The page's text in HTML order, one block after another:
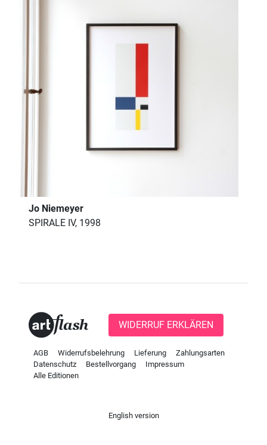
Jo Niemeyer
SPIRALE IV, 1998
WIDERRUF ERKLÄREN
AGB Widerrufsbelehrung Lieferung
Zahlungsarten
Datenschutz
Bestellvorgang
Impressum
Alle Editionen
English version